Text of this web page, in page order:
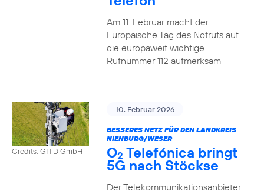
Am 11. Februar macht der
Europäische Tag des Notrufs auf
die europaweit wichtige
Rufnummer 112 aufmerksam
Credits: GfTD GmbH
10. Februar 2026
BESSERES NETZ FÜR DEN LANDKREIS
NIENBURG/WESER
O2 Telefónica bringt
5G nach Stöckse
Der Telekommunikationsanbieter